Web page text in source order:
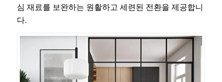
심 재료를 보완하는 원활하고 세련된 전환을 제공합니
다.